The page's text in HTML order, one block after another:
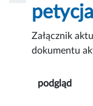
Załącznik
dokumentu
podgląd